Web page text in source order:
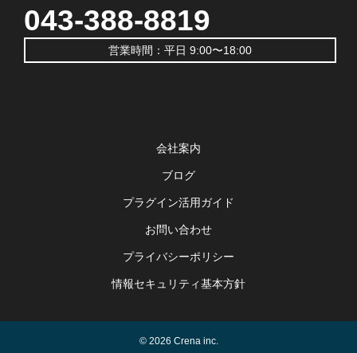
043-388-8819
営業時間：平日 9:00〜18:00
会社案内
ブログ
プラグイン活用ガイド
お問い合わせ
プライバシーポリシー
情報セキュリティ基本方針
© 2026 Crena inc.